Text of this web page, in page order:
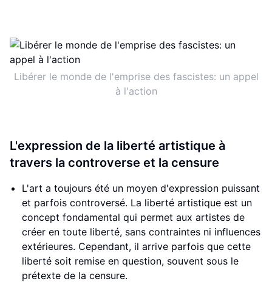
Libérer le monde de l'emprise des fascistes: un appel
à l'action
L'expression de la liberté artistique à
travers la controverse et la censure
L'art a toujours été un moyen d'expression puissant
et parfois controversé. La liberté artistique est un
concept fondamental qui permet aux artistes de
créer en toute liberté, sans contraintes ni influences
extérieures. Cependant, il arrive parfois que cette
liberté soit remise en question, souvent sous le
prétexte de la censure.